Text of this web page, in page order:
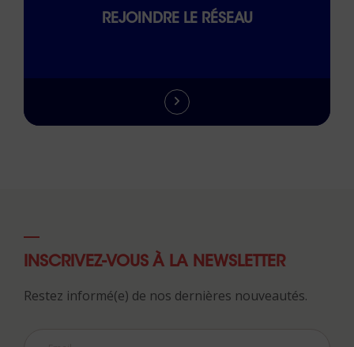
REJOINDRE LE RÉSEAU
INSCRIVEZ-VOUS À LA NEWSLETTER
Restez informé(e) de nos dernières nouveautés.